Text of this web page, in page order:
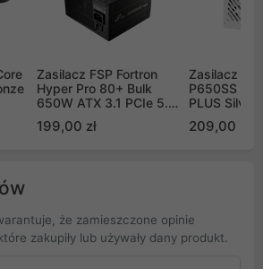
Zasilacz FSP Fortron
Hyper Pro 80+ Bulk
650W ATX 3.1 PCIe 5.1
80+PRO650 G5.1)
199,00 zł
Zasilacz
P650SS
PLUS Silver
209,00 zł
że zamieszczone opinie
zakupiły lub używały dany produkt.